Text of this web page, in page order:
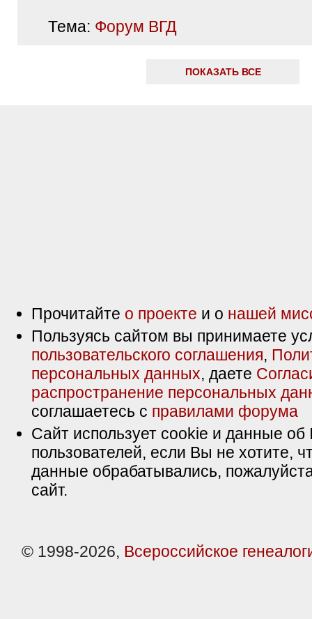
Тема: Форум ВГД
ПОКАЗАТЬ ВСЕ
Прочитайте о проекте и о нашей
Пользуясь сайтом вы принимаете
пользовательского соглашения,
персональных данных, даете
распространение персональных
соглашаетесь с правилами форума
Сайт использует cookie и данные об
пользователей, если Вы не хотите,
данные обрабатывались,
сайт.
© 1998-2026, Всероссийское